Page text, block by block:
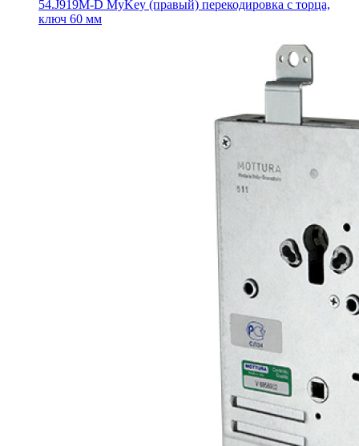
54.J919M-D MyKey (правый) перекодировка с торца,
ключ 60 мм